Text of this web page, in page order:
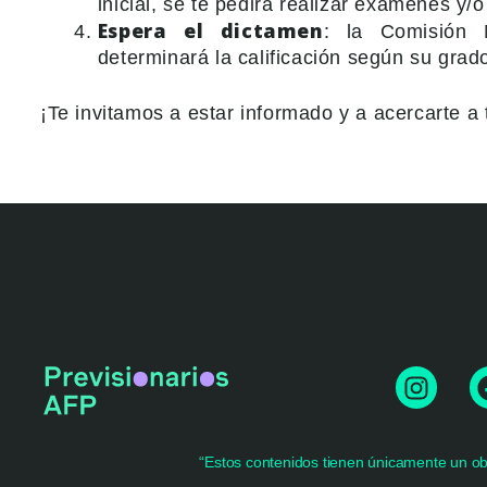
inicial, se te pedirá realizar exámenes y/
Espera el dictamen: la Comisión
determinará la calificación según su
¡Te invitamos a estar informado y a acercarte
I
n
t
“Estos contenidos tienen únicamente un